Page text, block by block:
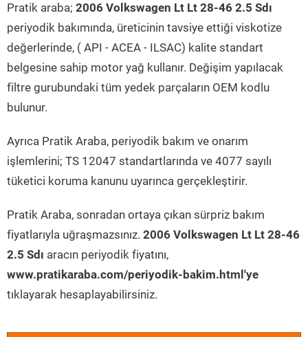
Pratik araba; 2006 Volkswagen Lt Lt 28-46 2.5 Sdı
periyodik bakımında, üreticinin tavsiye ettiği viskotize
değerlerinde, ( API - ACEA - ILSAC) kalite standart
belgesine sahip motor yağ kullanır. Değişim yapılacak
filtre gurubundaki tüm yedek parçaların OEM kodlu
bulunur.
Ayrıca Pratik Araba, periyodik bakım ve onarım
işlemlerini; TS 12047 standartlarında ve 4077 sayılı
tüketici koruma kanunu uyarınca gerçekleştirir.
Pratik Araba, sonradan ortaya çıkan sürpriz bakım
fiyatlarıyla uğraşmazsınız. 2006 Volkswagen Lt Lt 28-46
2.5 Sdı aracın periyodik fiyatını,
www.pratikaraba.com/periyodik-bakim.html'ye
tıklayarak hesaplayabilirsiniz.